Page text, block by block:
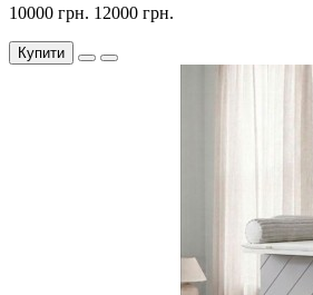
10000 грн. 12000 грн.
Купити